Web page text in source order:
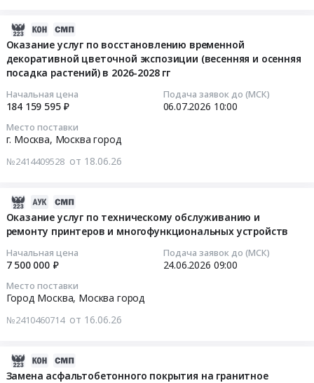
Оказание услуг по восстановлению временной
декоративной цветочной экспозиции (весенняя и осенняя
посадка растений) в 2026-2028 гг
Начальная цена
184 159 595 ₽
Подача заявок до (МСК)
06.07.2026 10:00
Место поставки
г. Москва, Москва город
№2414409528 от 18.06.26
Оказание услуг по техническому обслуживанию и
ремонту принтеров и многофункциональных устройств
Начальная цена
7 500 000 ₽
Подача заявок до (МСК)
24.06.2026 09:00
Место поставки
Город Москва, Москва город
№2410460714 от 16.06.26
Замена асфальтобетонного покрытия на гранитное